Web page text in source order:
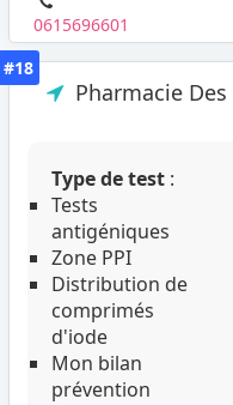
0615696601
#18
Pharmacie Des
Type de test :
Tests
antigéniques
Zone PPI
Distribution de
comprimés
d'iode
Mon bilan
prévention